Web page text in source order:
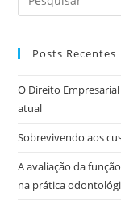
Posts Recentes
O Direito
atual
Sobrevivendo aos
A avaliação da
na prática